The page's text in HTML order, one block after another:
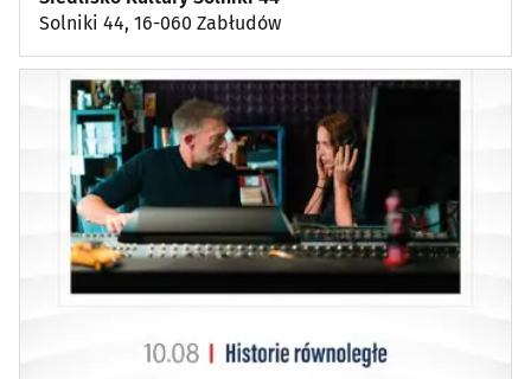
Solniki 44, 16-060 Zabłudów